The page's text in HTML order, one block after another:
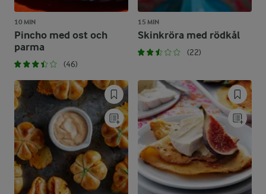
10 MIN
Pincho med ost och
parma
(46)
15 MIN
Skinkröra med rödkål
(22)